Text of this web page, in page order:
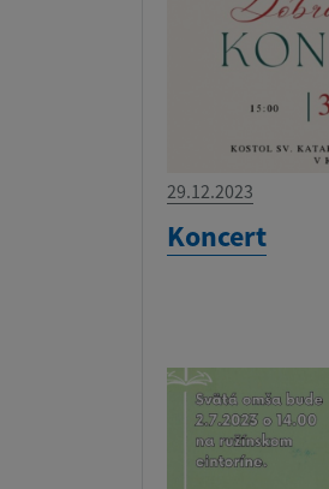
29.12.2023
Koncert